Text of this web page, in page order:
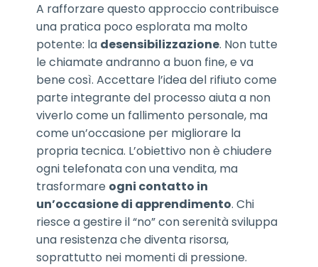
A rafforzare questo approccio contribuisce
una pratica poco esplorata ma molto
potente: la desensibilizzazione. Non tutte
le chiamate andranno a buon fine, e va
bene così. Accettare l’idea del rifiuto come
parte integrante del processo aiuta a non
viverlo come un fallimento personale, ma
come un’occasione per migliorare la
propria tecnica. L’obiettivo non è chiudere
ogni telefonata con una vendita, ma
trasformare ogni contatto in
un’occasione di apprendimento. Chi
riesce a gestire il “no” con serenità sviluppa
una resistenza che diventa risorsa,
soprattutto nei momenti di pressione.